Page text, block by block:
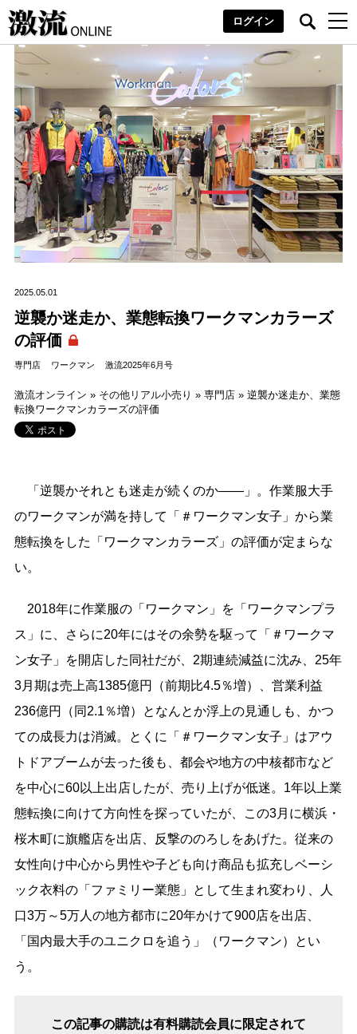
ログイン
2025.05.01
逆襲か迷走か、業態転換ワークマンカラーズ
の評価
専門店 ワークマン 激流2025年6月号
激流オンライン » その他リアル小売り » 専門店» 逆襲か迷走か、業態
転換ワークマンカラーズの評価
「逆襲かそれとも迷走が続くのか――」。作業服大手
のワークマンが満を持して「＃ワークマン女子」から業
態転換をした「ワークマンカラーズ」の評価が定まらな
い。
2018年に作業服の「ワークマン」を「ワークマンプラ
ス」に、さらに20年にはその余勢を駆って「＃ワークマ
ン女子」を開店した同社だが、2期連続減益に沈み、25年
3月期は売上高1385億円（前期比4.5％増）、営業利益
236億円（同2.1％増）となんとか浮上の見通しも、かつ
ての成長力は消滅。とくに「＃ワークマン女子」はアウ
トドアブームが去った後も、都会や地方の中核都市など
を中心に60以上出店したが、売り上げが低迷。1年以上業
態転換に向けて方向性を探っていたが、この3月に横浜・
桜木町に旗艦店を出店、反撃ののろしをあげた。従来の
女性向け中心から男性や子ども向け商品も拡充しベーシ
ック衣料の「ファミリー業態」として生まれ変わり、人
口3万～5万人の地方都市に20年かけて900店を出店、
「国内最大手のユニクロを追う」（ワークマン）とい
う。
この記事の購読は有料購読会員に限定されて